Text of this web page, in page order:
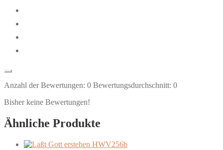
Anzahl der Bewertungen: 0 Bewertungsdurchschnitt: 0
Bisher keine Bewertungen!
Ähnliche Produkte